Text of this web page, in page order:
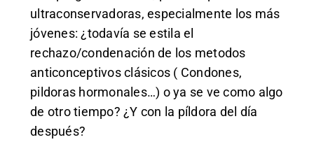
ultraconservadoras, especialmente los más
jóvenes: ¿todavía se estila el
rechazo/condenación de los metodos
anticonceptivos clásicos ( Condones,
pildoras hormonales…) o ya se ve como algo
de otro tiempo? ¿Y con la píldora del día
después?